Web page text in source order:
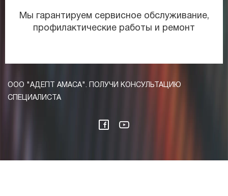
Мы гарантируем сервисное обслуживание,
профилактические работы и ремонт
ООО "АДЕПТ АМАСА". ПОЛУЧИ КОНСУЛЬТАЦИЮ
СПЕЦИАЛИСТА